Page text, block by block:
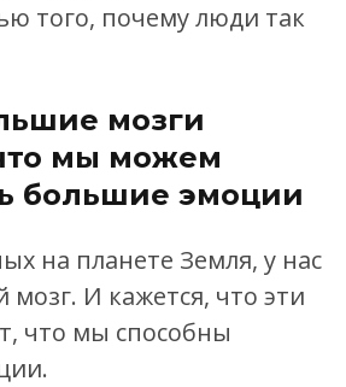
того, почему люди так
мозги
мы можем
большие эмоции
на планете Земля, у нас
И кажется, что эти
что мы способны